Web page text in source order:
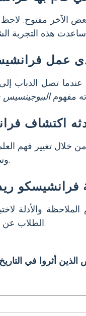
الآخر مفتوح.
عمل
تصل الذباب إلى
مفهومالبيوجينسيس
اكتشاف
تغيير فهم
وساعدت في تطوير المنهج العلمي لاختبار الأفكار.
فرانشيسكو
والأدلة
الطلاب عن المنهج العلمي وأهمية التشكيك في الافتراضات.
أثروا في التاريخ